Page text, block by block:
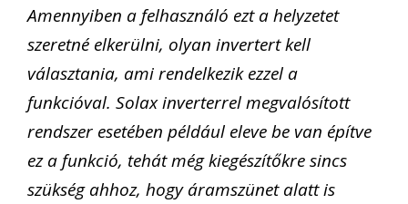
Amennyiben a felhasználó ezt a helyzetet
szeretné elkerülni, olyan invertert kell
választania, ami rendelkezik ezzel a
funkcióval. Solax inverterrel megvalósított
rendszer esetében például eleve be van építve
ez a funkció, tehát még kiegészítőkre sincs
szükség ahhoz, hogy áramszünet alatt is